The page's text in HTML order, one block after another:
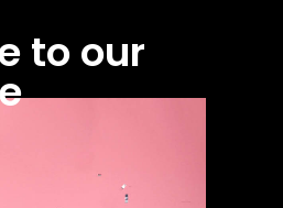
to our